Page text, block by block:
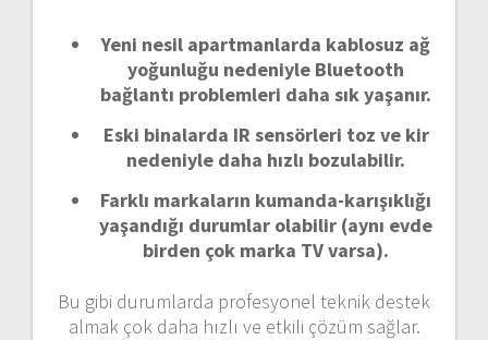
Yeni nesil apartmanlarda kablosuz ağ
yoğunluğu nedeniyle Bluetooth
bağlantı problemleri daha sık yaşanır.
Eski binalarda IR sensörleri toz ve kir
nedeniyle daha hızlı bozulabilir.
Farklı markaların kumanda-karışıklığı
yaşandığı durumlar olabilir (aynı evde
birden çok marka TV varsa).
Bu gibi durumlarda profesyonel teknik destek
almak çok daha hızlı ve etkili çözüm sağlar.